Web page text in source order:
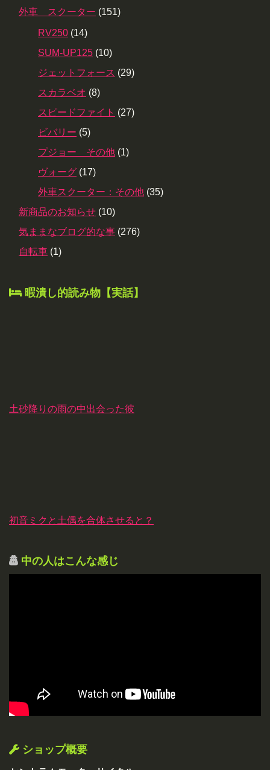
外車 スクーター (151)
RV250 (14)
SUM-UP125 (10)
ジェットフォース (29)
スカラベオ (8)
スピードファイト (27)
ビバリー (5)
プジョー その他 (1)
ヴォーグ (17)
外車スクーター：その他 (35)
新商品のお知らせ (10)
気ままなブログ的な事 (276)
自転車 (1)
暇潰し的読み物【実話】
土砂降りの雨の中出会った彼
初音ミクと土偶を合体させると？
中の人はこんな感じ
ショップ概要